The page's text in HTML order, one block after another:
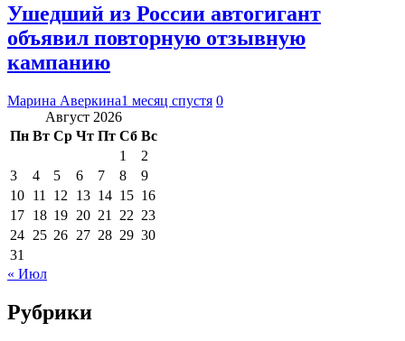
Ушедший из России автогигант
объявил повторную отзывную
кампанию
Марина Аверкина1 месяц спустя 0
Август 2026
Пн Вт Ср Чт Пт Сб Вс
1
2
3
4 5 6 7 8
9
10 11 12 13 14 15 16
17 18 19 20 21 22 23
24 25 26 27 28 29 30
31
« Июл
Рубрики